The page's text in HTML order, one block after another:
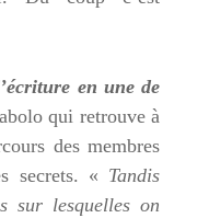
en une de
qui retrouve à
des membres
secrets. « Tandis
sur lesquelles on